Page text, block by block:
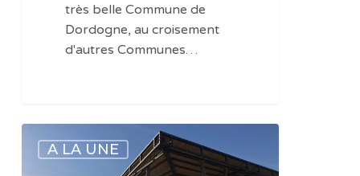
très belle Commune de
Dordogne, au croisement
d'autres Communes…
(Dordogne)
A LA UNE